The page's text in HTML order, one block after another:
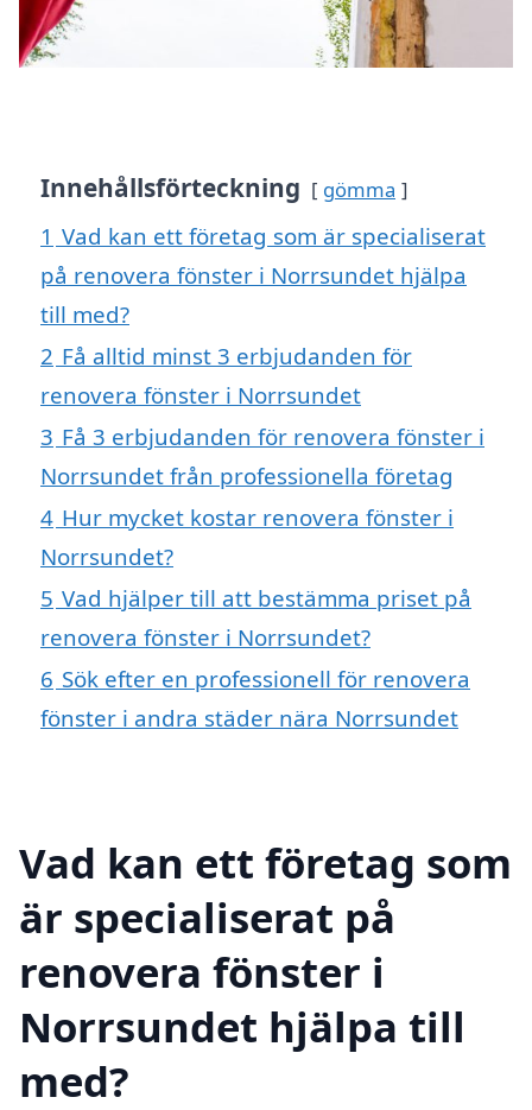
Innehållsförteckning gömma
1 Vad kan ett företag som är specialiserat
på renovera fönster i Norrsundet hjälpa
till med?
2 Få alltid minst 3 erbjudanden för
renovera fönster i Norrsundet
3 Få 3 erbjudanden för renovera fönster i
Norrsundet från professionella företag
4 Hur mycket kostar renovera fönster i
Norrsundet?
5 Vad hjälper till att bestämma priset på
renovera fönster i Norrsundet?
6 Sök efter en professionell för renovera
fönster i andra städer nära Norrsundet
Vad kan ett företag som
är specialiserat på
renovera fönster i
Norrsundet hjälpa till
med?